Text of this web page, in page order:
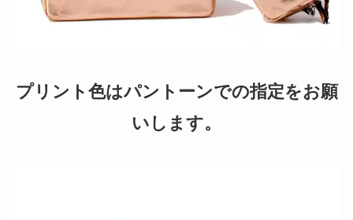
プリント色はパントーンでの指定をお願
いします。